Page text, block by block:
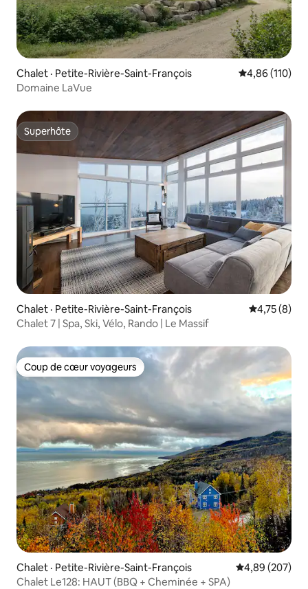
Chalet · Petite-Rivière-Saint-François Note
4,86 (110)
Domaine LaVue
Superhôte
Superhôte
Chalet · Petite-Rivière-Saint-François Note
4,75 (8)
Chalet 7 | Spa, Ski, Vélo, Rando | Le Massif
Coup de cœur voyageurs
Coup de cœur voyageurs
Chalet · Petite-Rivière-Saint-François Note
4,89 (207)
Chalet Le128: HAUT (BBQ + Cheminée + SPA)